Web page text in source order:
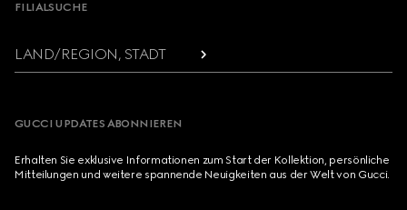
FILIALSUCHE
LAND/REGION, STADT
GUCCI UPDATES ABONNIEREN
Erhalten Sie exklusive Informationen zum Start der Kollektion, persönliche
Mitteilungen und weitere spannende Neuigkeiten aus der Welt von Gucci.